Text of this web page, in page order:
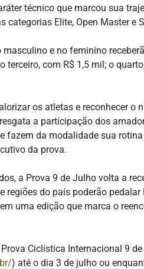
técnico que marcou sua
Elite, Open Master e
e no feminino
terceiro, com R$ 1,5 mil; o
os atletas e reconhecer o
a participação dos
fazem da modalidade sua
da prova.
a Prova 9 de Julho volta a
regiões do país poderão
uma edição que marca o
Ciclística Internacional 9
) até o dia 3 de julho ou